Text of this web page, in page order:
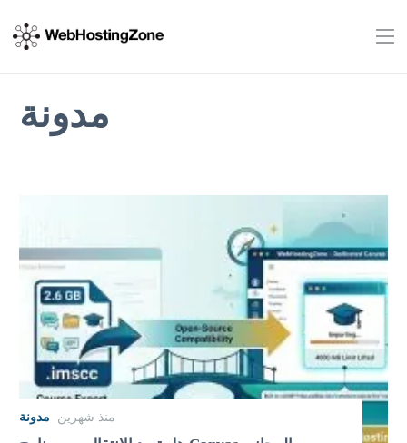
مدونة
مدونة منذ شهرين